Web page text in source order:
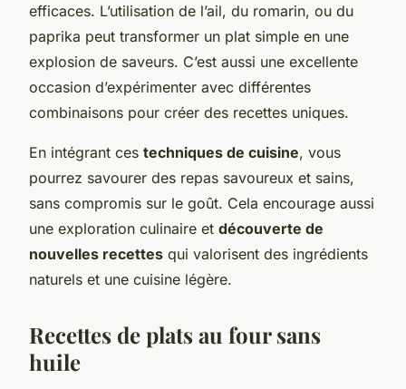
efficaces. L’utilisation de l’ail, du romarin, ou du
paprika peut transformer un plat simple en une
explosion de saveurs. C’est aussi une excellente
occasion d’expérimenter avec différentes
combinaisons pour créer des recettes uniques.
En intégrant ces techniques de cuisine, vous
pourrez savourer des repas savoureux et sains,
sans compromis sur le goût. Cela encourage aussi
une exploration culinaire et découverte de
nouvelles recettes qui valorisent des ingrédients
naturels et une cuisine légère.
Recettes de plats au four sans
huile